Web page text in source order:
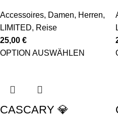
Accessoires, Damen, Herren,
LIMITED, Reise
25,00 €
OPTION AUSWÄHLEN
CASCARY 💎